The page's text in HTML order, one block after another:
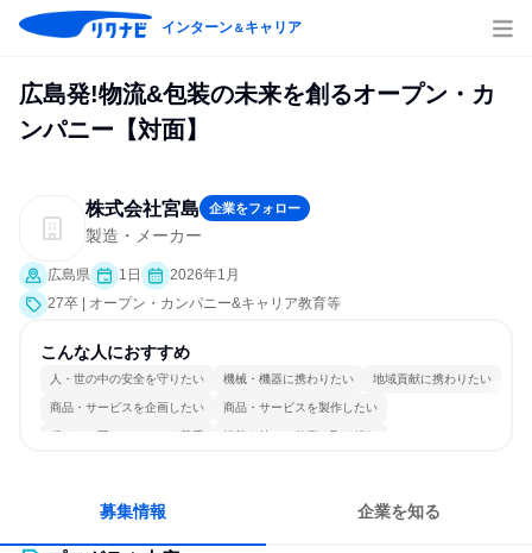
インターン＆キャリア
広島発!物流&包装の未来を創るオープン・カ
ンパニー【対面】
株式会社宮島 企業をフォロー
製造・メーカー
広島県 1日
2026年1月
27卒 | オープン・カンパニー&キャリア教育等
こんな人におすすめ
人・世の中の安全を守りたい 機械・機器に携わりたい 地域貢献に携わりたい
商品・サービスを企画したい 商品・サービスを製作したい
穏やかで互いのペースを尊重 情熱を持って仕事に取り組む
募集情報 企業を知る